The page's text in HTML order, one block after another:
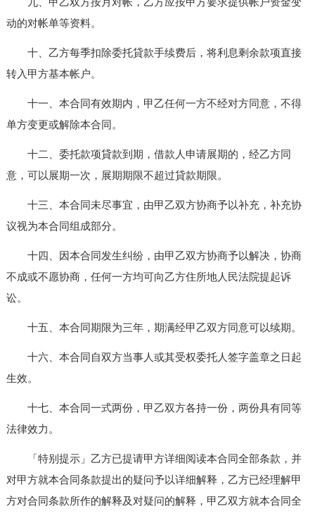
动的对帐单等资料。
十、乙方每季扣除委托貸款手续费后，将利息剩余款项直接
转入甲方基本帐户。
十一、本合同有效期内，甲乙任何一方不经对方同意，不得
单方变更或解除本合同。
十二、委托款项貸款到期，借款人申请展期的，经乙方同
意，可以展期一次，展期期限不超过貸款期限。
十三、本合同未尽事宜，由甲乙双方协商予以补充，补充协
议视为本合同组成部分。
十四、因本合同发生纠纷，由甲乙双方协商予以解决，协商
不成或不愿协商，任何一方均可向乙方住所地人民法院提起诉
讼。
十五、本合同期限为三年，期满经甲乙双方同意可以续期。
十六、本合同自双方当事人或其受权委托人签字盖章之日起
生效。
十七、本合同一式两份，甲乙双方各持一份，两份具有同等
法律效力。
「特别提示」乙方已提请甲方详细阅读本合同全部条款，并
对甲方就本合同条款提出的疑问予以详细解释，乙方已经理解甲
方对合同条款所作的解释及对疑问的解释，甲乙双方就本合同全